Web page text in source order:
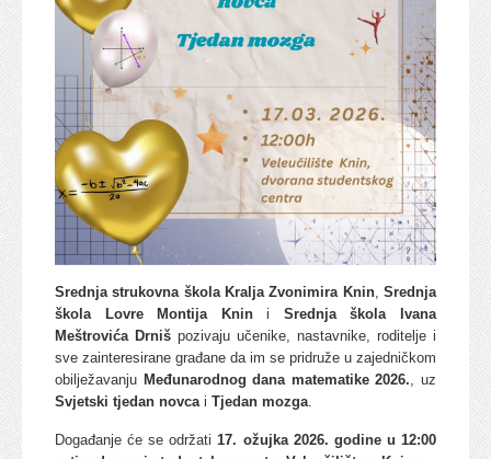
Srednja strukovna škola Kralja Zvonimira Knin,Srednja
škola Lovre Montija Knini Srednja škola Ivana
Meštrovića Drniš pozivaju učenike, nastavnike, roditelje i
sve zainteresirane građane da im se pridruže u zajedničkom
obilježavanju Međunarodnog dana matematike 2026. , uz
Svjetski tjedan novca i Tjedan mozga
Događanje će se održati 17. ožujka 2026. godine u 12:00